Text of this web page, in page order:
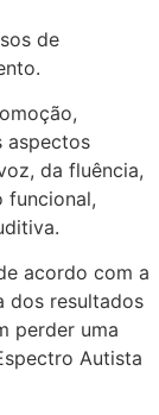
de
aspectos
da fluência,
funcional,
acordo com a
dos resultados
perder uma
Autista